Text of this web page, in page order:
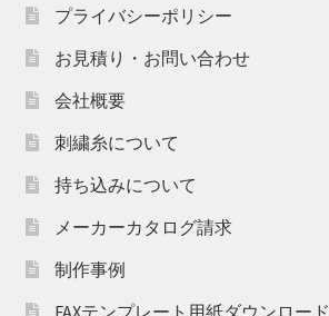
プライバシーポリシー
お見積り・お問い合わせ
会社概要
刺繍糸について
持ち込みについて
メーカーカタログ請求
制作事例
FAXテンプレート用紙ダウンロード